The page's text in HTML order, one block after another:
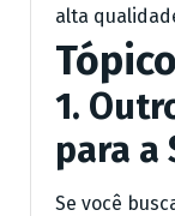
alta
1.
para a
Se você